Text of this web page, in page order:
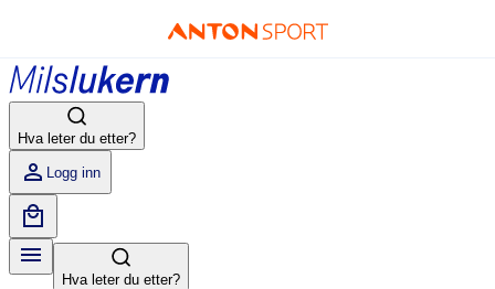
Hva leter du etter?
Logg inn
Hva leter du etter?